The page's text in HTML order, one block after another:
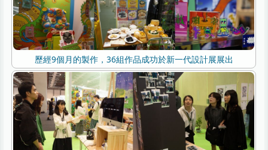
歷經9個月的製作，36組作品成功於新一代設計展展出